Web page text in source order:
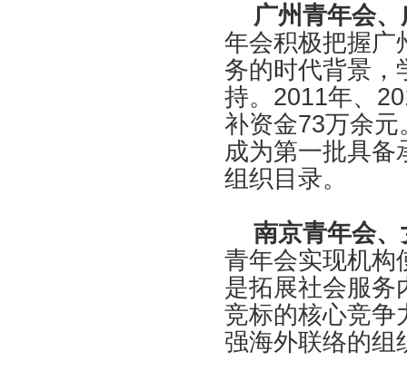
广州青年会、
年会积极把握广
务的时代背景，
持。2011年、
补资金73万余
成为第一批具备
组织目录。
南京青年会、
青年会实现机构
是拓展社会服务
竞标的核心竞争
强海外联络的组